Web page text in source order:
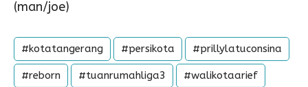
(man/joe)
#kotatangerang #persikota #prillylatuconsina
#reborn #tuanrumahliga3 #walikotaarief